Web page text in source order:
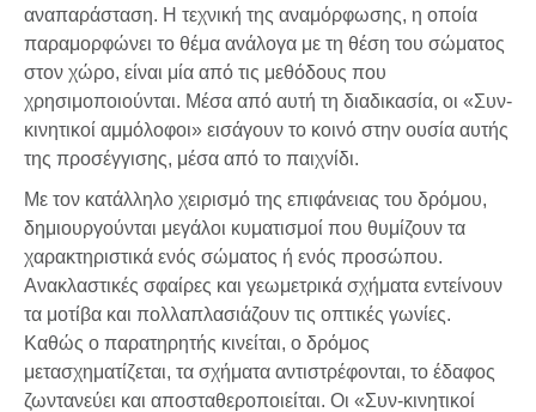
αναπαράσταση. Η τεχνική της αναμόρφωσης, η οποία
παραμορφώνει το θέμα ανάλογα με τη θέση του σώματος
στον χώρο, είναι μία από τις μεθόδους που
χρησιμοποιούνται. Μέσα από αυτή τη διαδικασία, οι «Συν-
κινητικοί αμμόλοφοι» εισάγουν το κοινό στην ουσία αυτής
της προσέγγισης, μέσα από το παιχνίδι.
Με τον κατάλληλο χειρισμό της επιφάνειας του δρόμου,
δημιουργούνται μεγάλοι κυματισμοί που θυμίζουν τα
χαρακτηριστικά ενός σώματος ή ενός προσώπου.
Ανακλαστικές σφαίρες και γεωμετρικά σχήματα εντείνουν
τα μοτίβα και πολλαπλασιάζουν τις οπτικές γωνίες.
Καθώς ο παρατηρητής κινείται, ο δρόμος
μετασχηματίζεται, τα σχήματα αντιστρέφονται, το έδαφος
ζωντανεύει και αποσταθεροποιείται. Οι «Συν-κινητικοί